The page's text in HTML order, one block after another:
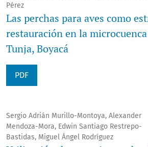
Pérez
Las perchas para aves como
restauración en la
Tunja, Boyacá
PDF
Sergio Adrián Murillo-Montoya, Alexander
Mendoza-Mora, Edwin Santiago Restrepo-
Bastidas, Miguel Ángel Rodríguez